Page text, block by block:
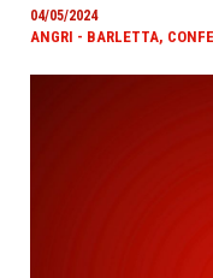
04/05/2024
ANGRI - BARLETTA,